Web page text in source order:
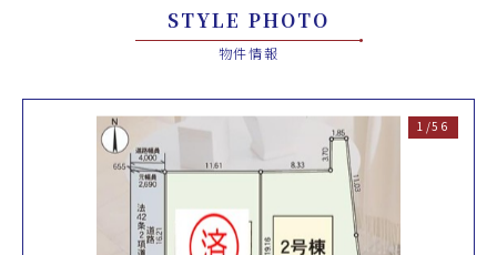
STYLE PHOTO
物件情報
1/56